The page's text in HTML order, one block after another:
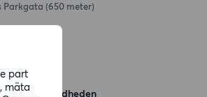
part
mäta
Parkgata (650 meter)
Guldheden